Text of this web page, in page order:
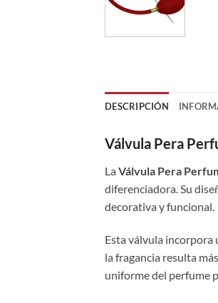
DESCRIPCIÓN
Válvula Pera
LaVálvula Pera
diferenciadora. Su
decorativa y funcional.
Esta válvula incorpora
la fragancia resulta
uniforme del perfume